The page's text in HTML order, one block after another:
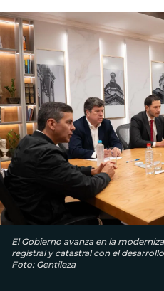
El Gobierno avanza en la
registral y catastral con el
Foto: Gentileza